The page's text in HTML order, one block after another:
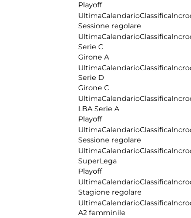
Playoff
UltimaCalendarioClassifica
Sessione regolare
UltimaCalendarioClassifica
Serie C
Girone A
UltimaCalendarioClassifica
Serie D
Girone C
UltimaCalendarioClassifica
LBA Serie A
Playoff
UltimaCalendarioClassifica
Sessione regolare
UltimaCalendarioClassifica
SuperLega
Playoff
UltimaCalendarioClassifica
Stagione regolare
UltimaCalendarioClassifica
A2 femminile